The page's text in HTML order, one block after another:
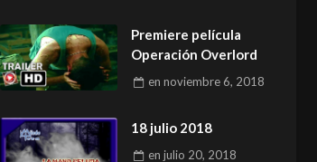
Premiere película
Operación Overlord
ennoviembre 6, 2018
18 julio 2018
enjulio 20, 2018